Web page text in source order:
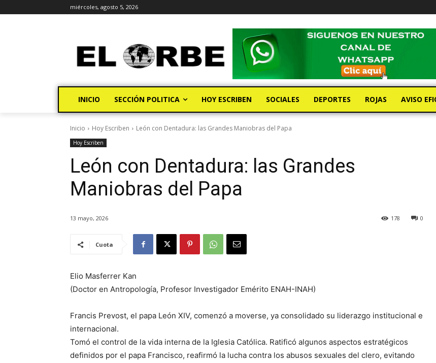
miércoles, agosto 5, 2026
INICIO SECCIÓN POLITICA HOY ESCRIBEN SOCIALES DEPORTES ROJAS AVISO
Inicio Hoy Escriben León con Dentadura: las Grandes Maniobras del Papa
Hoy Escriben
León con Dentadura: las Grandes
Maniobras del Papa
13 mayo, 2026 0
178
Cuota
Elio Masferrer Kan
(Doctor en Antropología, Profesor Investigador Emérito ENAH-INAH)
Francis Prevost, el papa León XIV, comenzó a moverse, ya consolidado su liderazgo institucional e
internacional.
Tomó el control de la vida interna de la Iglesia Católica. Ratificó algunos aspectos estratégicos
definidos por el papa Francisco, reafirmó la lucha contra los abusos sexuales del clero, evitando